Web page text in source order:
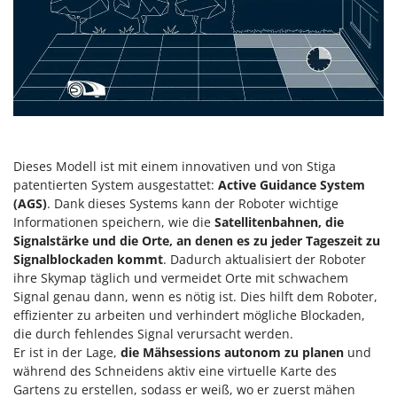
Rührtöpfe mit Elektrischem Rührwerk
Rupfmaschinen
S
Schneefräsen
Schneeräumer
Schrotmühlen - elektrisch
Schwader für Traktoren
Schweißgeräte
Seilwinden - Motorseilwinden
Sichelmähwerke für Traktoren
Sichelmulcher für Traktoren
Sortierer für Oliven
GreenBay
Greenworks
GRIFO
GVS
GYS
H
Hailo
Helvi
Henx
HiKOKI
Honda
I
Idromatic
Il-Tec
Imperia
Dieses Modell ist mit einem innovativen und von Stiga
patentierten System ausgestattet: Active Guidance System
(AGS). Dank dieses Systems kann der Roboter wichtige
Informationen speichern, wie die Satellitenbahnen, die
Signalstärke und die Orte, an denen es zu jeder Tageszeit zu
Signalblockaden kommt. Dadurch aktualisiert der Roboter
ihre Skymap täglich und vermeidet Orte mit schwachem
Signal genau dann, wenn es nötig ist. Dies hilft dem Roboter,
effizienter zu arbeiten und verhindert mögliche Blockaden,
die durch fehlendes Signal verursacht werden.
Er ist in der Lage, die Mähsessions autonom zu planen und
während des Schneidens aktiv eine virtuelle Karte des
Gartens zu erstellen, sodass er weiß, wo er zuerst mähen